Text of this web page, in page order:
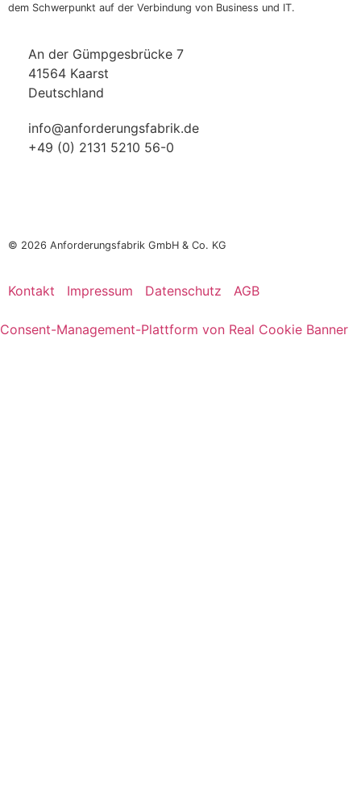
dem Schwerpunkt auf der Verbindung von Business und IT.
An der Gümpgesbrücke 7
41564 Kaarst
Deutschland
info@anforderungsfabrik.de
+49 (0) 2131 5210 56-0
© 2026 Anforderungsfabrik GmbH & Co. KG
Kontakt Impressum Datenschutz AGB
Consent-Management-Plattform von Real Cookie Banner